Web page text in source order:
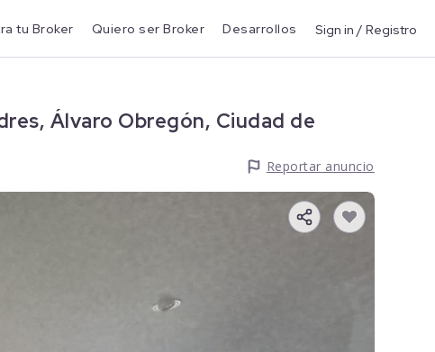
tu Broker Quiero ser Broker Desarrollos Sign in / Registro
Álvaro Obregón, Ciudad de
Reportar anuncio